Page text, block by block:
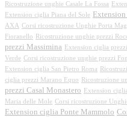
Ricostruzione unghie Casale La Fossa
Extension ciglia Piana del Sole
AXA Corsi ricostruzione Unghie Porta
Fioranello
Ricostruzione unghie prezzi
prezzi Massimina
Extension ciglia
Verde Corsi ricostruzione unghie prezzi
Extension ciglia San Pietro Roma
ciglia prezzi Marano Equo
Ricostruzione
prezzi Casal Monastero
Extension
Maria delle Mole Corsi ricostruzione
Extension ciglia Ponte Mammolo